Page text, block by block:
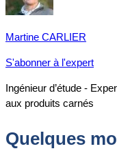
Martine CARLIER
S'abonner à l'expert
Ingénieur d’étude -
aux produits carnés
Quelques